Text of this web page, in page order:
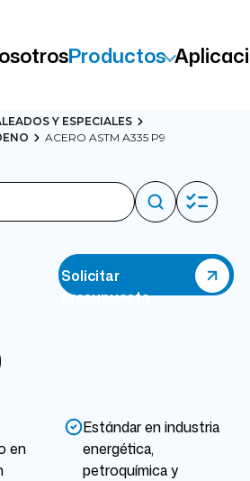
Productos
Y ESPECIALES
ACERO ASTM A335 P9
en
Estándar en industria
energética,
petroquímica y
Solicitar
presupuesto